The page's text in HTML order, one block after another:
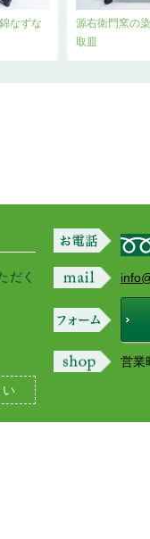
なずな
源右衛門窯の
取皿
だく
営業